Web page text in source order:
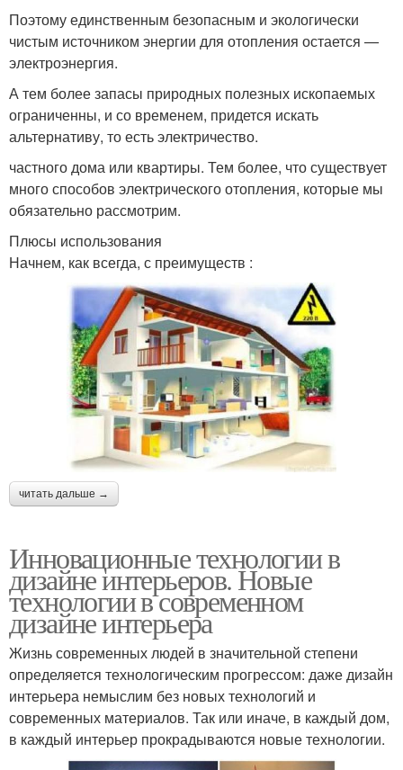
Поэтому единственным безопасным и экологически
чистым источником энергии для отопления остается —
электроэнергия.
А тем более запасы природных полезных ископаемых
ограниченны, и со временем, придется искать
альтернативу, то есть электричество.
частного дома или квартиры. Тем более, что существует
много способов электрического отопления, которые мы
обязательно рассмотрим.
Плюсы использования
Начнем, как всегда, с преимуществ :
читать дальше →
Инновационные технологии в
дизайне интерьеров. Новые
технологии в современном
дизайне интерьера
Жизнь современных людей в значительной степени
определяется технологическим прогрессом: даже дизайн
интерьера немыслим без новых технологий и
современных материалов. Так или иначе, в каждый дом,
в каждый интерьер прокрадываются новые технологии.